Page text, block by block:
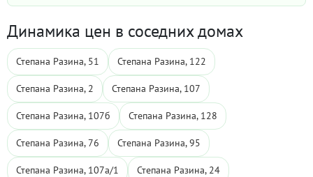
Динамика цен в соседних домах
Степана Разина, 51 Степана Разина, 122
Степана Разина, 2 Степана Разина, 107
Степана Разина, 107б Степана Разина, 128
Степана Разина, 76 Степана Разина, 95
Степана Разина, 107а/1 Степана Разина, 24